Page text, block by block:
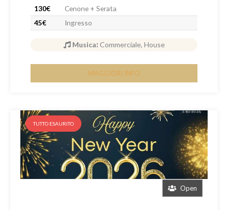
130€
Cenone + Serata
45€
Ingresso
Musica: Commerciale, House
MAGGIORI INFO
Open
TUTTO ESAURITO